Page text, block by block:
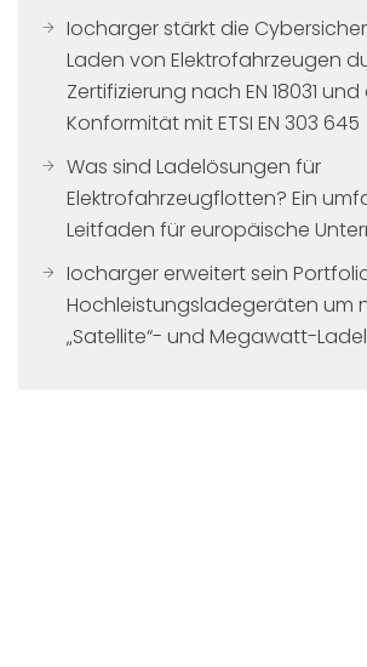
Iocharger stärkt die
Laden von Elektrofahrzeugen
Zertifizierung nach EN 18031 und
Konformität mit ETSI EN 303 645
Was sind Ladelösungen für
Elektrofahrzeugflotten? Ein
Leitfaden für europäische
Iocharger erweitert sein
Hochleistungsladegeräten um
„Satellite“- und Megawatt-